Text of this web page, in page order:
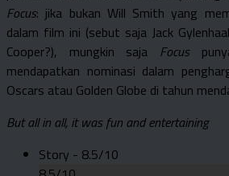
Focus: jika bukan Will Smith yang
dalam film ini (sebut saja Jack
Cooper?), mungkin saja Focus
mendapatkan nominasi dalam
Oscars atau Golden Globe di tahun
But all in all, it was fun and entertaining
Story - 8.5/10